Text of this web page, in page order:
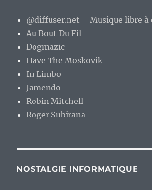
@diffuser.net – Musique libre à
Au Bout Du Fil
Dogmazic
Have The Moskovik
In Limbo
Jamendo
Robin Mitchell
Roger Subirana
NOSTALGIE INFORMATIQUE